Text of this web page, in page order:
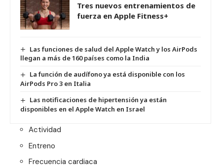
Tres nuevos entrenamientos de
fuerza en Apple Fitness+
Las funciones de salud del Apple Watch y los AirPods
llegan a más de 160 países como la India
La función de audífono ya está disponible con los
AirPods Pro 3 en Italia
Las notificaciones de hipertensión ya están
disponibles en el Apple Watch en Israel
Actividad
Entreno
Frecuencia cardiaca